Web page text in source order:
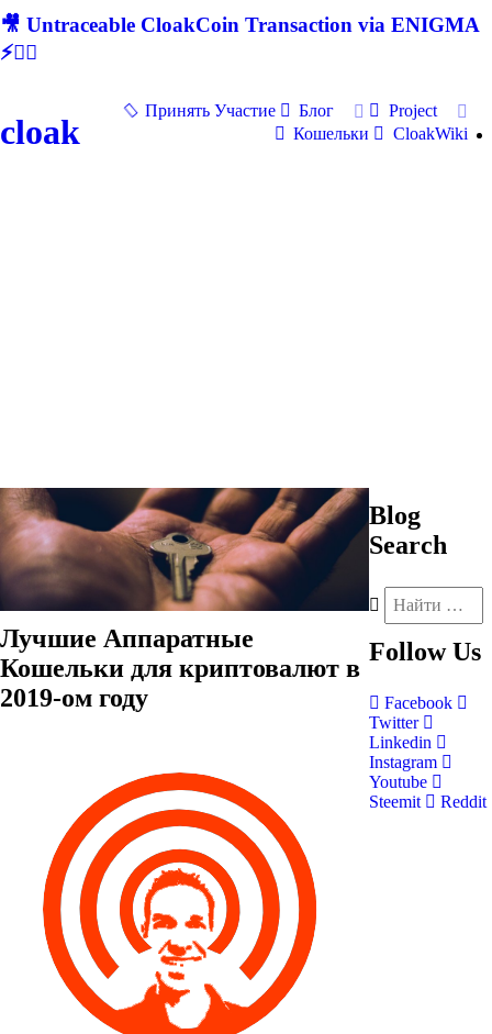
🎥 Untraceable CloakCoin Transaction via ENIGMA
⚡🕵‍♂
cloak
Принять Участие Блог
Project
Кошельки
CloakWiki
Лучшие Аппаратные
Кошельки для криптовалют в
2019-ом году
Blog
Search
Follow Us
Facebook
Twitter
Linkedin
Instagram
Youtube
Steemit
Reddit